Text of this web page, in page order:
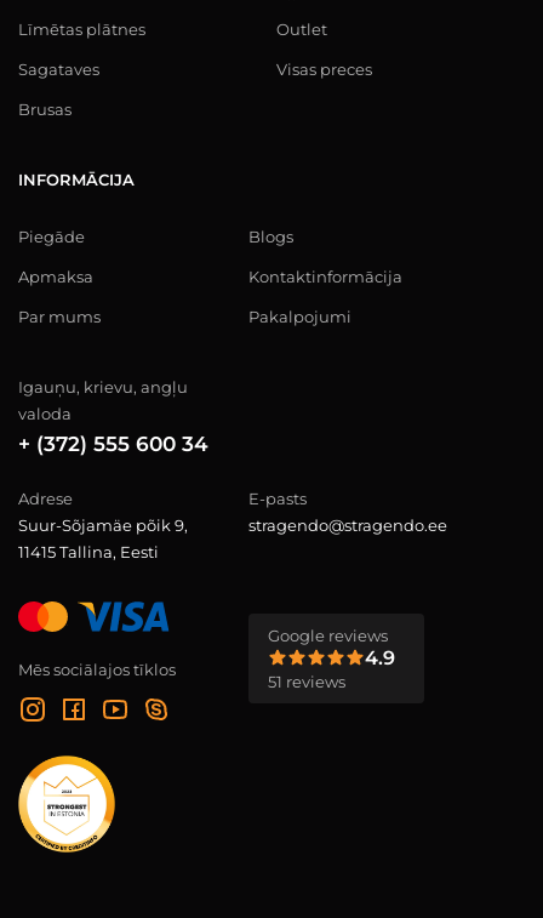
Līmētas plātnes
Sagataves
Brusas
Outlet
Visas preces
INFORMĀCIJA
Piegāde
Apmaksa
Par mums
Blogs
Kontaktinformācija
Pakalpojumi
Igauņu, krievu, angļu
valoda
+ (372) 555 600 34
Adrese
Suur-Sõjamäe põik 9,
11415 Tallina, Eesti
E-pasts
stragendo@stragendo.ee
Mēs sociālajos tīklos
Google reviews
4.9
51 reviews